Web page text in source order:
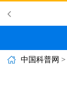
中国科普网 >